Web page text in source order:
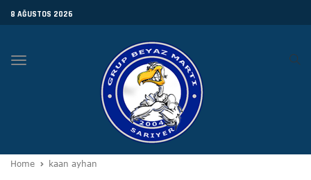
8 AĞUSTOS 2026
Toggle
Home kaan ayhan